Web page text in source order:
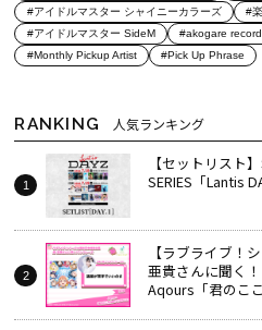
#アイドルマスター シャイニーカラーズ
#
#アイドルマスター SideM
#akogare
#Monthly Pickup Artist
#Pick Up Phrase
RANKING 人気ランキング
【セットリスト
SERIES「Lantis
【ラブライブ！
亜貴さんに聞く
Aqours「君のこ